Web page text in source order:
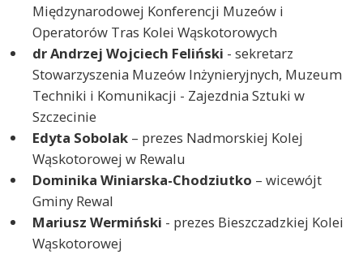
Międzynarodowej Konferencji Muzeów i
Operatorów Tras Kolei Wąskotorowych
dr Andrzej Wojciech Feliński - sekretarz
Stowarzyszenia Muzeów Inżynieryjnych, Muzeum
Techniki i Komunikacji - Zajezdnia Sztuki w
Szczecinie
Edyta Sobolak– prezes Nadmorskiej Kolej
Wąskotorowej w Rewalu
Dominika Winiarska-Chodziutko – wicewójt
Gminy Rewal
Mariusz Wermiński - prezes Bieszczadzkiej Kolei
Wąskotorowej